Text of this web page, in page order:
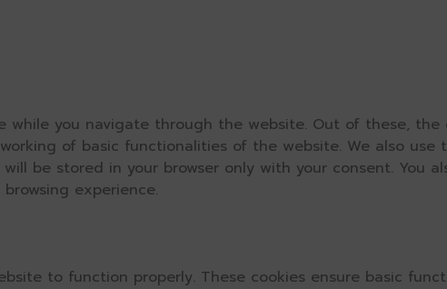
while you navigate through the website. Out of these,
of basic functionalities of the website. We also
be stored in your browser only with your consent. You
experience.
to function properly. These cookies ensure basic